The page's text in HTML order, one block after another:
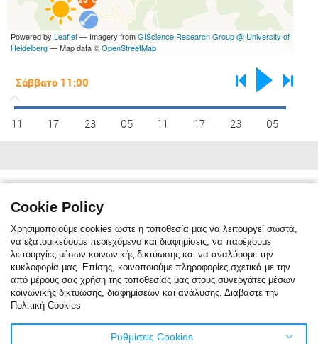
Powered by Leaflet— Imagery fromGIScience Research Group @ University of
Heidelberg— Map data ©OpenStreetMap
11 17 23 05 11 17 23 05
Η κλιματική αναφορά δείχνει τη μηνιαία μέση θερμοκρασία. Η κόκκινη
γραμμή είναι η μέση μέγιστη θερμοκρασία, ενώ η μπλε γραμμή είναι η
μέση ελάχιστη θερμοκρασία. Η μπλε στήλες δείχνουν τον μέσο όρο
ημερών/μήνα με βροχόπτωση. Για το τελευταίο εικοσιτετράωρο μέρα
Τα στατιστικά στοιχεία του κλίματος βασίζονται σε δεδομένα του
Cookie Policy
Χρησιμοποιούμε cookies ώστε η τοποθεσία μας να λειτουργεί σωστά,
να εξατομικεύουμε περιεχόμενο και διαφημίσεις, να παρέχουμε
λειτουργίες μέσων κοινωνικής δικτύωσης και να αναλύουμε την
κυκλοφορία μας. Επίσης, κοινοποιούμε πληροφορίες σχετικά με την
από μέρους σας χρήση της τοποθεσίας μας στους συνεργάτες μέσων
κοινωνικής δικτύωσης, διαφημίσεων και ανάλυσης. Διαβάστε την
Πολιτική Cookies
Ρυθμίσεις Cookies